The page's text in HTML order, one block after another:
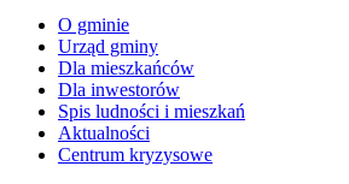
O gminie
Urząd gminy
Dla mieszkańców
Dla inwestorów
Spis ludności i mieszkań
Aktualności
Centrum kryzysowe